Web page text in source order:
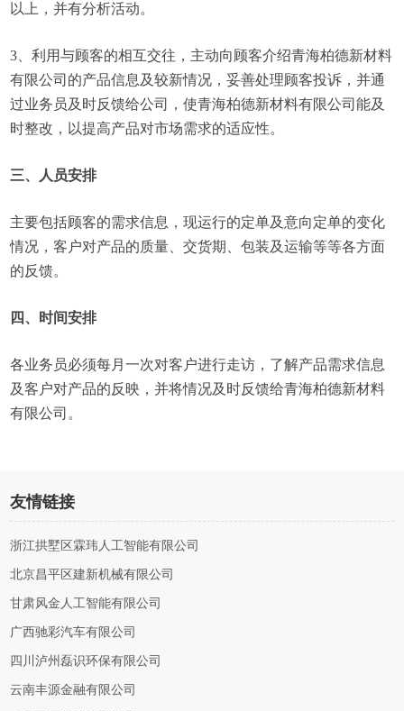
以上，并有分析活动。
3、利用与顾客的相互交往，主动向顾客介绍青海柏德新材料
有限公司的产品信息及较新情况，妥善处理顾客投诉，并通
过业务员及时反馈给公司，使青海柏德新材料有限公司能及
时整改，以提高产品对市场需求的适应性。
三、人员安排
主要包括顾客的需求信息，现运行的定单及意向定单的变化
情况，客户对产品的质量、交货期、包装及运输等等各方面
的反馈。
四、时间安排
各业务员必须每月一次对客户进行走访，了解产品需求信息
及客户对产品的反映，并将情况及时反馈给青海柏德新材料
有限公司。
友情链接
浙江拱墅区霖玮人工智能有限公司
北京昌平区建新机械有限公司
甘肃风金人工智能有限公司
广西驰彩汽车有限公司
四川泸州磊识环保有限公司
云南丰源金融有限公司